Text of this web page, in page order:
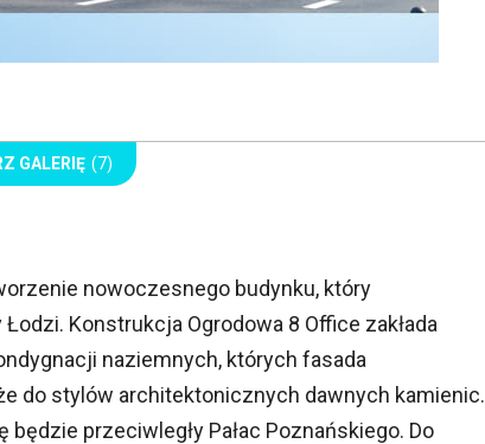
GALERIĘ (7)
nowoczesnego budynku, który
Konstrukcja Ogrodowa 8 Office zakłada
naziemnych, których fasada
do stylów architektonicznych dawnych kamienic.
przeciwległy Pałac Poznańskiego. Do